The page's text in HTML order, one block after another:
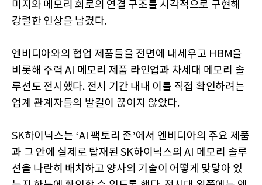
미지와 메모리 회로의 연결 구조를 시각적으로 구현해
강렬한 인상을 남겼다.
엔비디아와의 협업 제품들을 전면에 내세우고 HBM을
비롯해 주력 AI 메모리 제품 라인업과 차세대 메모리 솔
루션도 전시했다. 전시 기간 내내 이를 직접 확인하려는
업계 관계자들의 발길이 끊이지 않았다.
SK하이닉스는 ‘AI 팩토리 존’에서 엔비디아의 주요 제품
과 그 안에 실제로 탑재된 SK하이닉스의 AI 메모리 솔루
션을 나란히 배치하고 양사의 기술이 어떻게 맞닿아 있